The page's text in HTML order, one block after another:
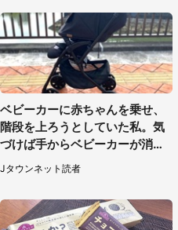
ベビーカーに赤ちゃんを乗せ、
階段を上ろうとしていた私。気
づけば手からベビーカーが消え
ていて（神奈川県・60代女性）
Jタウンネット読者